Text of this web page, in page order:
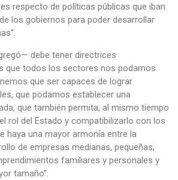
respecto de políticas públicas que iban
los gobiernos para poder desarrollar
debe tener directrices
que todos los sectores nos podamos
que ser capaces de lograr
que podamos establecer una
que también permita, al mismo tiempo
rol del Estado y compatibilizarlo con los
haya una mayor armonía entre la
de empresas medianas, pequeñas,
familiares y personales y
tamaño”.